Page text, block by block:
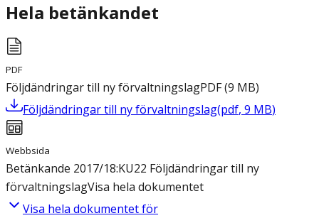
Hela betänkandet
PDF
Följdändringar till ny förvaltningslagPDF(9 MB)
Följdändringar till ny förvaltningslag(pdf, 9 MB)
Webbsida
Betänkande 2017/18:KU22 Följdändringar till ny
förvaltningslagVisa hela dokumentet
Visa hela dokumentet för